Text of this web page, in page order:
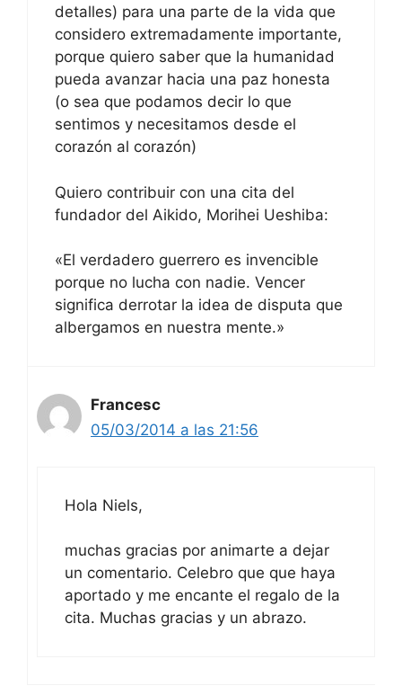
detalles) para una parte de la vida que
considero extremadamente importante,
porque quiero saber que la humanidad
pueda avanzar hacia una paz honesta
(o sea que podamos decir lo que
sentimos y necesitamos desde el
corazón al corazón)
Quiero contribuir con una cita del
fundador del Aikido, Morihei Ueshiba:
«El verdadero guerrero es invencible
porque no lucha con nadie. Vencer
significa derrotar la idea de disputa que
albergamos en nuestra mente.»
Francesc
05/03/2014 a las 21:56
Hola Niels,
muchas gracias por animarte a dejar
un comentario. Celebro que que haya
aportado y me encante el regalo de la
cita. Muchas gracias y un abrazo.